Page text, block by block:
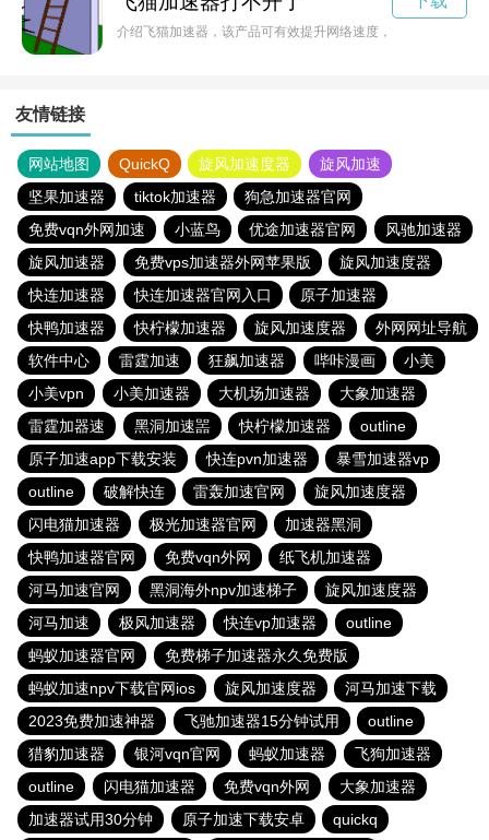
介绍飞猫加速器，该产品可有效提升网络速度，让用户畅享互联
友情链接
网站地图 QuickQ 旋风加速度器
旋风加速
坚果加速器
tiktok加速器
狗急加速器官网
免费vqn外网加速
小蓝鸟 优途加速器官网
风驰加速器
旋风加速器
免费vps加速器外网苹果版
旋风加速度器
快连加速器
快连加速器官网入口
原子加速器
快鸭加速器
快柠檬加速器 旋风加速度器
外网网址导航
软件中心
雷霆加速 狂飙加速器 哔咔漫画
小美
小美vpn
小美加速器 大机场加速器
大象加速器
雷霆加器速
黑洞加速噐 快柠檬加速器
outline
原子加速app下载安装
快连pvn加速器
暴雪加速器vp
outline
破解快连 雷轰加速官网
旋风加速度器
闪电猫加速器
极光加速器官网
加速器黑洞
快鸭加速器官网
免费vqn外网
纸飞机加速器
河马加速官网
黑洞海外npv加速梯子
旋风加速度器
河马加速
极风加速器 快连vp加速器
outline
蚂蚁加速器官网
免费梯子加速器永久免费版
蚂蚁加速npv下载官网ios
旋风加速度器
河马加速下载
2023免费加速神器
飞驰加速器15分钟试用
outline
猎豹加速器
银河vqn官网 蚂蚁加速器
飞狗加速器
outline
闪电猫加速器 免费vqn外网
大象加速器
加速器试用30分钟
原子加速下载安卓 quickq